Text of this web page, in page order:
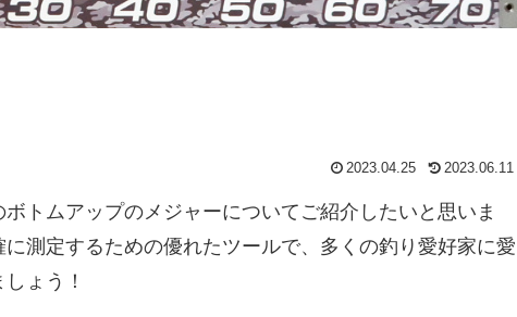
2023.04.25 2023.06.11
トムアップのメジャーについてご紹介したいと思いま
測定するための優れたツールで、多くの釣り愛好家に愛
ょう！